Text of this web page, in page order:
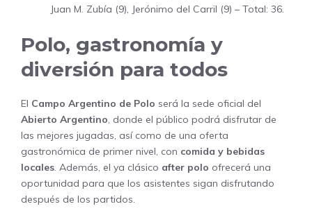
Juan M. Zubía (9), Jerónimo del Carril (9) – Total: 36.
Polo, gastronomía y
diversión para todos
El Campo Argentino de Polo será la sede oficial del
Abierto Argentino, donde el público podrá disfrutar de
las mejores jugadas, así como de una oferta
gastronómica de primer nivel, con comida y bebidas
locales. Además, el ya clásico after polo ofrecerá una
oportunidad para que los asistentes sigan disfrutando
después de los partidos.